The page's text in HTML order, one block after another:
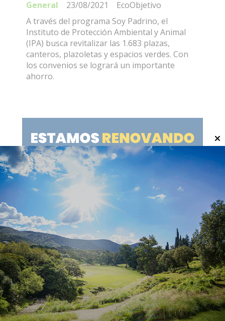
EcoObjetivo
General
23/08/2021
A través del programa Soy Padrino, el
Instituto de Protección Ambiental y Animal
(IPA) busca revitalizar las 1.683 plazas,
canteros, plazoletas y espacios verdes. Con
los convenios se logrará un importante
ahorro.